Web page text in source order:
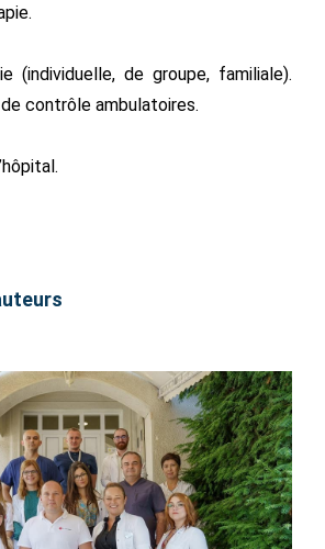
(individuelle, de groupe, familiale).
contrôle ambulatoires.